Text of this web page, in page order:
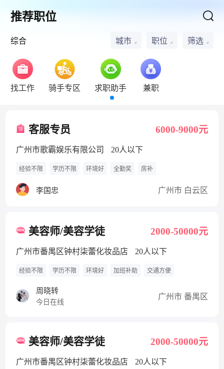
推荐职位
综合 城市 职位 筛选
找工作 骑手专区 求职助手 兼职
客服专员 6000-9000元
广州市歌霸娱乐有限公司 20人以下
经验不限 学历不限 环境好 全勤奖 房补
李国忠 广州市 白云区
美容师/美容学徒 2000-50000元
广州市番禺区钟村柒蕾化妆品店 20人以下
经验不限 学历不限 环境好 加班补助 交通方便
周晓转
今日在线
广州市 番禺区
美容师/美容学徒 2000-50000元
广州市番禺区钟村柒蕾化妆品店 20人以下